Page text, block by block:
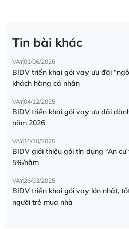
Tin bài khác
VAY01/06/2026
BIDV triển khai gói vay ưu đãi
khách hàng cá nhân
VAY04/12/2025
BIDV triển khai gói vay ưu đãi
năm 2026
VAY10/10/2025
BIDV giới thiệu gói tín dụng “An
5%/năm
VAY26/03/2025
BIDV triển khai gói vay lớn nhất,
người trẻ mua nhà